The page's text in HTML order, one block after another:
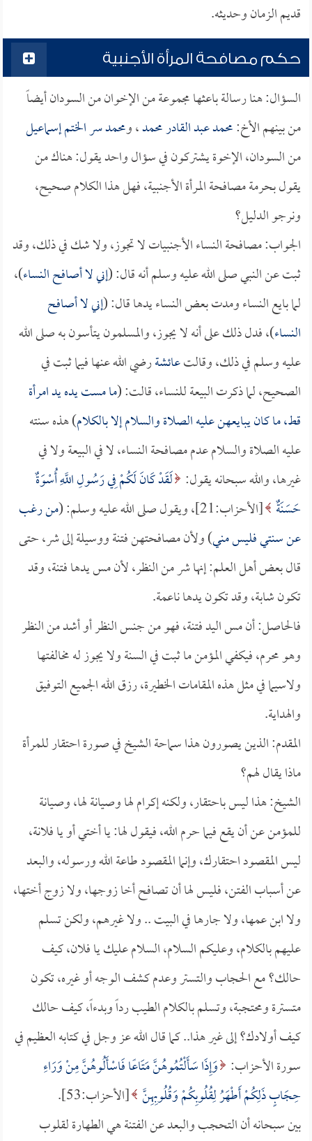
قديم الزمان وحديثه.
حكم مصافحة المرأة الأجنبية
السؤال: هنا رسالة باعثها مجموعة من الإخوان من السودان أيضاً
من بينهم الأخ:محمد عبد القادر محمد، ومحمد سر الختم إسماعيل
من السودان، الإخوة يشتركون في سؤال واحد يقول: هناك من
يقول بحرمة مصافحة المرأة الأجنبية، فهل هذا الكلام صحيح،
ونرجو الدليل؟
الجواب: مصافحة النساء الأجنبيات لا تجوز، ولا شك في ذلك، وقد
ثبت عن النبي صلى الله عليه وسلم أنه قال: (إني لا أصافح النساء)،
لما بايع النساء ومدت بعض النساء يدها قال: (إني لا أصافح
النساء)، فدل ذلك على أنه لا يجوز، والمسلمون يتأسون به صلى الله
عليه وسلم في ذلك، وقالتعائشةرضي الله عنها فيما ثبت في
الصحيح، لما ذكرت البيعة للنساء، قالت: (ما مست يده يد امرأة
قط، ما كان يبايعهن عليه الصلاة والسلام إلا بالكلام) هذه سنته
عليه الصلاة والسلام عدم مصافحة النساء، لا في البيعة ولا في
غيرها، والله سبحانه يقول: لَقَدْ كَانَ لَكُمْ فِي رَسُولِ اللَّهِ أُسْوَةٌ
حَسَنَةٌ [الأحزاب:21]، ويقول صلى الله عليه وسلم: (
من رغب
عن سنتي فليس مني) ولأن مصافحتهن فتنة ووسيلة إلى شر، حتى
قال بعض أهل العلم: إنها شر من النظر، لأن مس يدها فتنة، وقد
تكون شابة، وقد تكون يدها ناعمة.
فالحاصل: أن مس اليد فتنة، فهو من جنس النظر أو أشد من النظر
وهو محرم، فيكفي المؤمن ما ثبت في السنة ولا يجوز له مخالفتها
ولاسيما في مثل هذه المقامات الخطيرة، رزق الله الجميع التوفيق
والهداية.
المقدم: الذين يصورون هذا سماحة الشيخ في صورة احتقار للمرأة
ماذا يقال لهم؟
الشيخ: هذا ليس باحتقار، ولكنه إكرام لها وصيانة لها، وصيانة
للمؤمن عن أن يقع فيما حرم الله، فيقول لها: يا أختي أو يا فلانة،
ليس المقصود احتقارك، وإنما المقصود طاعة الله ورسوله، والبعد
عن أسباب الفتن، فليس لها أن تصافح أخا زوجها، ولا زوج أختها،
ولا ابن عمها، ولا جارها في البيت .. ولا غيرهم، ولكن تسلم
عليهم بالكلام، وعليكم السلام، السلام عليك يا فلان، كيف
حالك؟ مع الحجاب والتستر وعدم كشف الوجه أو غيره، تكون
متسترة ومحتجبة، وتسلم بالكلام الطيب رداً وبدءاً، كيف حالك
كيف أولادك؟ إلى غير هذا.. كما قال الله عز وجل في كتابه العظيم في
سورة الأحزاب: وَإِذَا سَأَلْتُمُوهُنَّ مَتَاعًا فَاسْأَلُوهُنَّ مِنْ وَرَاءِ
حِجَابٍ ذَلِكُمْ أَطْهَرُ لِقُلُوبِكُمْ وَقُلُوبِهِنَّ [الأحزاب:53].
بين سبحانه أن التحجب والبعد عن الفتنة هي الطهارة لقلوب